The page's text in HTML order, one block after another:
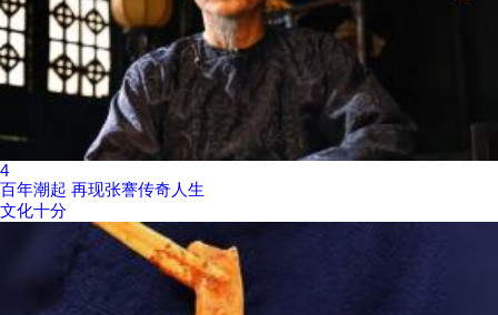
4
百年潮起 再现张謇传奇人生
文化十分